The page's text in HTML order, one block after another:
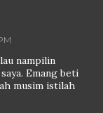
nampilin
Emang beti
musim istilah